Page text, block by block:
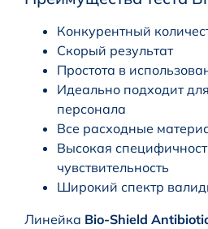
Конкурентный
Скорый результат
Простота в
Идеально подходит
персонала
Все расходные
Высокая
чувствительность
Широкий спектр
Линейка Bio-Shield